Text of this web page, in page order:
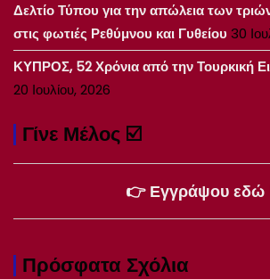
Δελτίο Τύπου για την απώλεια των
στις φωτιές Ρεθύμνου και Γυθείου 30
ΚΥΠΡΟΣ, 52 Χρόνια από την Τουρκική
20 Ιουλίου, 2026
Γίνε Μέλος ☑️
👉 Εγγράψου εδώ
Πρόσφατα Σχόλια